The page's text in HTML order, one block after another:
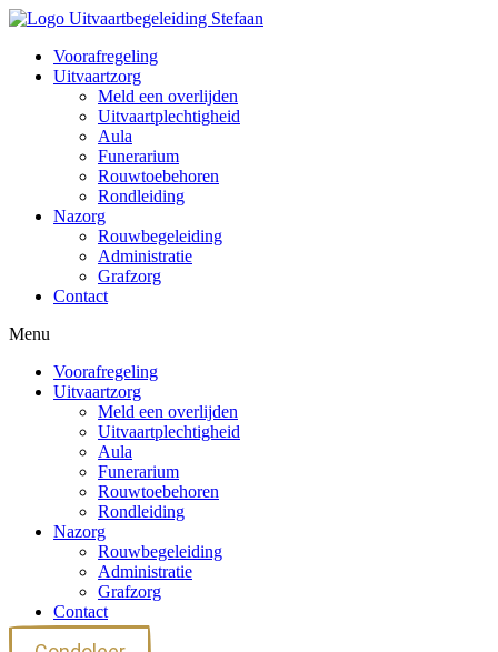
Spring
inhoud
Voorafregeling
Uitvaartzorg
Meld een overlijden
Uitvaartplechtigheid
Aula
Funerarium
Rouwtoebehoren
Rondleiding
Nazorg
Rouwbegeleiding
Administratie
Grafzorg
Contact
Menu
Voorafregeling
Uitvaartzorg
Meld een overlijden
Uitvaartplechtigheid
Aula
Funerarium
Rouwtoebehoren
Rondleiding
Nazorg
Rouwbegeleiding
Administratie
Grafzorg
Contact